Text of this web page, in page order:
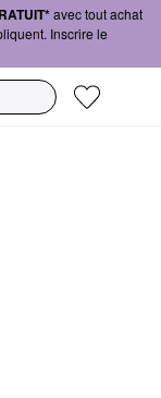
avec tout achat
Inscrire le